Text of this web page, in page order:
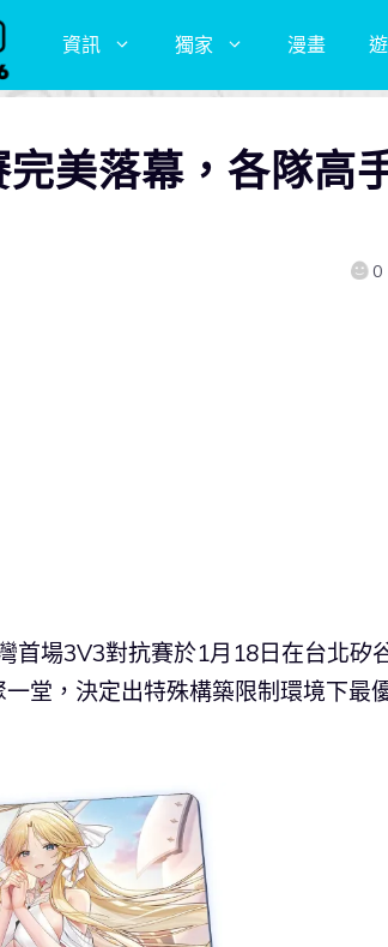
資訊 獨家 漫畫
美落幕，各隊高
0
首場3V3對抗賽於1月18日在台北矽
堂，決定出特殊構築限制環境下最